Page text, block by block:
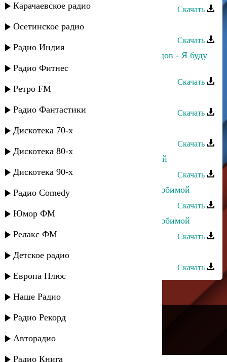
Карачаевское радио
Осетинское радио
Радио Индия
Радио Фитнес
Ретро FM
Радио Фантастики
Дискотека 70-х
Дискотека 80-х
Дискотека 90-х
Радио Comedy
Юмор ФМ
Релакс ФМ
Детское радио
Европа Плюс
Наше Радио
Радио Рекорд
Авторадио
Радио Книга
Скачать
Сабина Алиева - Не буду скучать
Скачать
Зарема Гаджиева и Махач Магомедов - Я буду
очень по тебе скучать
Скачать
Девлет - Ирина
Скачать
Шамиль - Я буду помнить
Скачать
Эйзер Назаров - Буду рядом с тобой
Скачать
Камила Мурсалова - Буду твоей любимой
Скачать
Камила Мурсалова - Буду твоей любимой
Скачать
Кристина - Я буду с тобой
Скачать
---